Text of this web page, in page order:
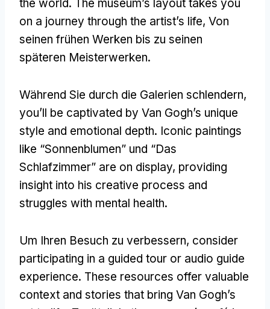
the world. The museum’s layout takes you
on a journey through the artist’s life, Von
seinen frühen Werken bis zu seinen
späteren Meisterwerken.
Während Sie durch die Galerien schlendern,
you’ll be captivated by Van Gogh’s unique
style and emotional depth. Iconic paintings
like “Sonnenblumen” und “Das
Schlafzimmer” are on display, providing
insight into his creative process and
struggles with mental health.
Um Ihren Besuch zu verbessern, consider
participating in a guided tour or audio guide
experience. These resources offer valuable
context and stories that bring Van Gogh’s